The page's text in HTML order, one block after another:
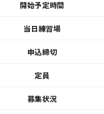
開始予定時間
当日練習場
申込締切
定員
募集状況